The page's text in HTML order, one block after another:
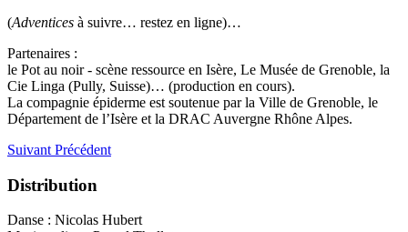
(Adventices à suivre… restez en ligne)…
Partenaires :
le Pot au noir - scène ressource en Isère, Le Musée de Grenoble, la
Cie Linga (Pully, Suisse)… (production en cours).
La compagnie épiderme est soutenue par la Ville de Grenoble, le
Département de l’Isère et la DRAC Auvergne Rhône Alpes.
Suivant Précédent
Distribution
Danse : Nicolas Hubert